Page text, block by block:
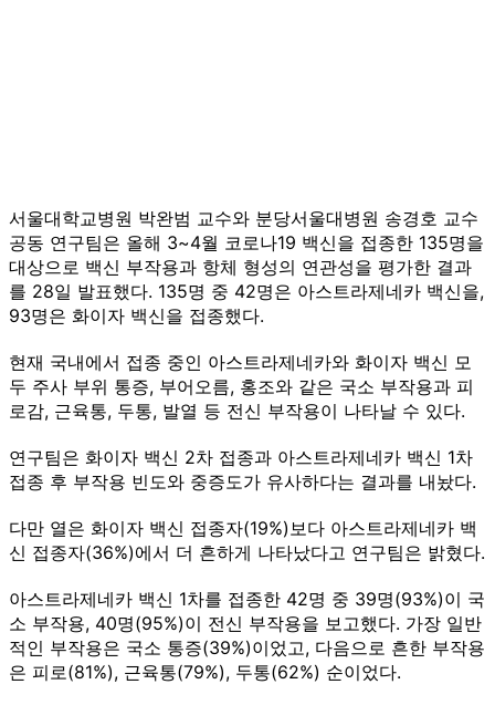
서울대학교병원 박완범 교수와 분당서울대병원 송경호 교수
공동 연구팀은 올해 3~4월 코로나19 백신을 접종한 135명을
대상으로 백신 부작용과 항체 형성의 연관성을 평가한 결과
를 28일 발표했다. 135명 중 42명은 아스트라제네카 백신을,
93명은 화이자 백신을 접종했다.
현재 국내에서 접종 중인 아스트라제네카와 화이자 백신 모
두 주사 부위 통증, 부어오름, 홍조와 같은 국소 부작용과 피
로감, 근육통, 두통, 발열 등 전신 부작용이 나타날 수 있다.
연구팀은 화이자 백신 2차 접종과 아스트라제네카 백신 1차
접종 후 부작용 빈도와 중증도가 유사하다는 결과를 내놨다.
다만 열은 화이자 백신 접종자(19%)보다 아스트라제네카 백
신 접종자(36%)에서 더 흔하게 나타났다고 연구팀은 밝혔다.
아스트라제네카 백신 1차를 접종한 42명 중 39명(93%)이 국
소 부작용, 40명(95%)이 전신 부작용을 보고했다. 가장 일반
적인 부작용은 국소 통증(39%)이었고, 다음으로 흔한 부작용
은 피로(81%), 근육통(79%), 두통(62%) 순이었다.